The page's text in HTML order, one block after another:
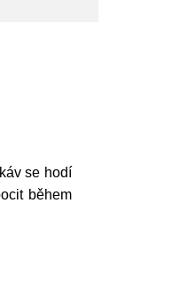
se hodí
během